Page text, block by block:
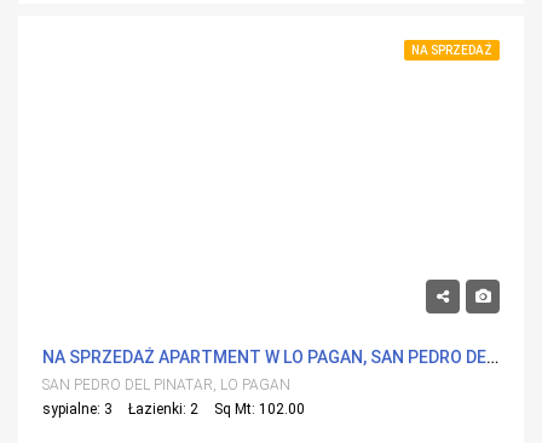
NA SPRZEDAŻ
NA SPRZEDAŻ APARTMENT W LO PAGAN, SAN PEDRO DEL PINATAR Z BASENEM
SAN PEDRO DEL PINATAR, LO PAGAN
sypialne: 3
Łazienki: 2 Sq Mt: 102.00